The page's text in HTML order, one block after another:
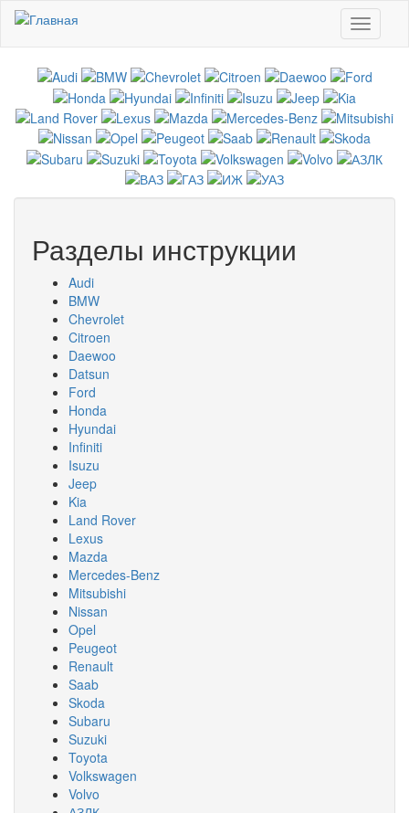
Перейти к основному содержанию
Toggle
Разделы инструкции
Audi
BMW
Chevrolet
Citroen
Daewoo
Datsun
Ford
Honda
Hyundai
Infiniti
Isuzu
Jeep
Kia
Land Rover
Lexus
Mazda
Mercedes-Benz
Mitsubishi
Nissan
Opel
Peugeot
Renault
Saab
Skoda
Subaru
Suzuki
Toyota
Volkswagen
Volvo